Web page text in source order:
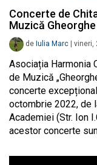
Concerte de
Muzică Gheorghe
de Iulia Marc vineri,
Asociația Harmonia
de Muzică
concerte
octombrie 2022, de
Academiei (Str. Ion
acestor concerte